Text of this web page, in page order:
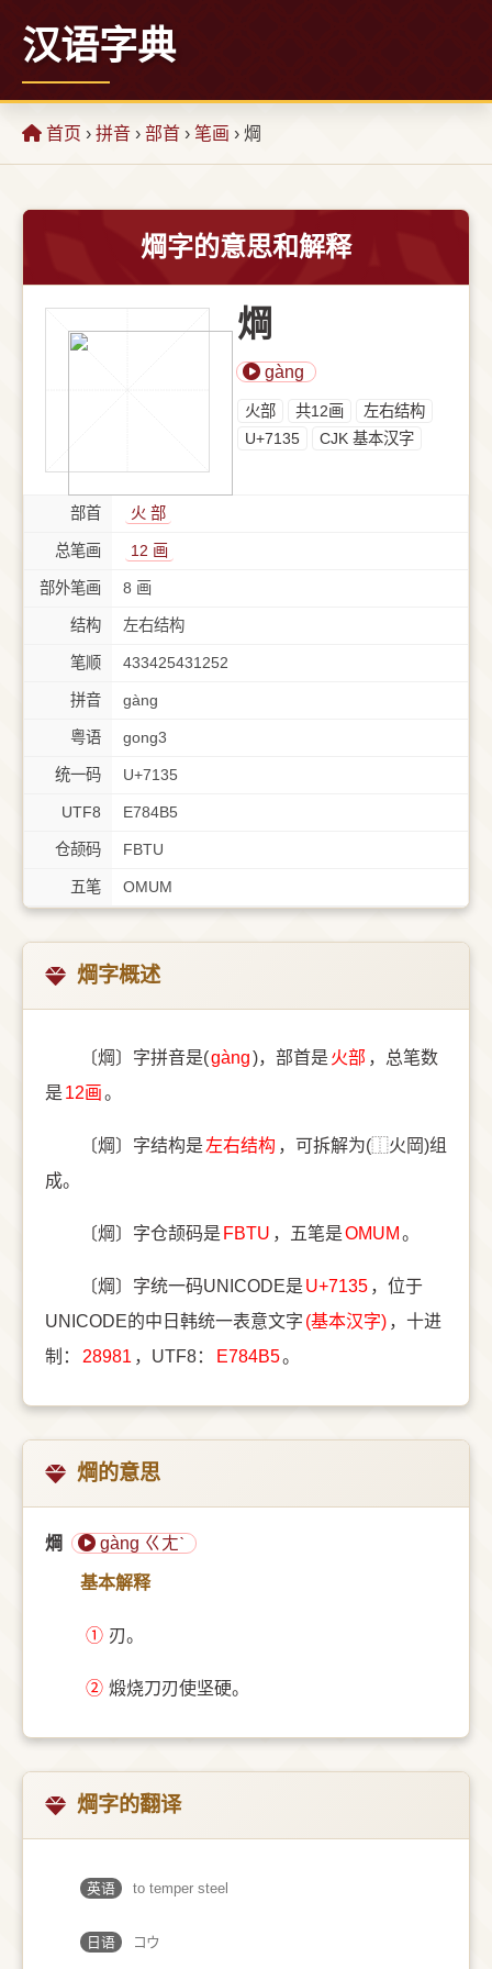
汉语字典
首页 › 拼音 › 部首 › 笔画 › 焵
焵字的意思和解释
焵
gàng
⽕部 共12画
左右结构
U+7135
CJK 基本汉字
部首 ⽕ 部
总笔画 12 画
部外笔画 8 画
结构 左右结构
笔顺 433425431252
拼音 gàng
粤语 gong3
统一码 U+7135
UTF8 E784B5
仓颉码 FBTU
五笔 OMUM
焵字概述
〔焵〕字拼音是(gàng)，部首是 ⽕部 ，总笔数
是 12画。
〔焵〕字结构是 左右结构 ，可拆解为(⿰火岡)组
成。
〔焵〕字仓颉码是 FBTU ，五笔是OMUM 。
〔焵〕字统一码UNICODE是 U+7135 ，位于
UNICODE的中日韩统一表意文字 (基本汉字) ，十进
制：
28981 ，UTF8： E784B5。
焵的意思
焵 gàng ㄍㄤˋ
基本解释
① 刃。
② 煅烧刀刃使坚硬。
焵字的翻译
英语 to temper steel
日语 コウ